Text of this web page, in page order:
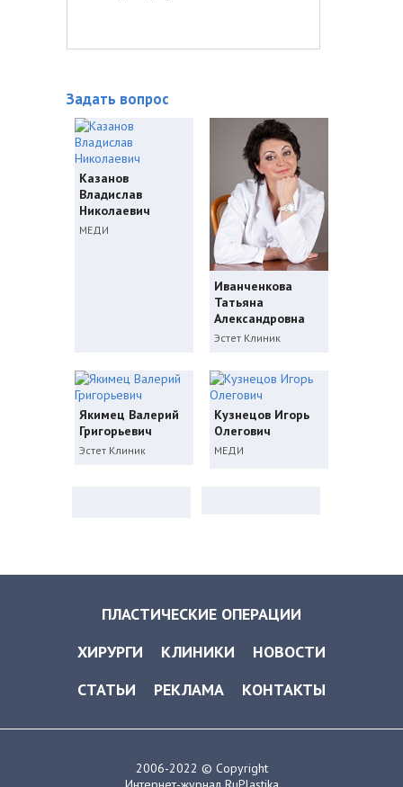
Задать вопрос
Казанов
Владислав
Николаевич
МЕДИ
Иванченкова
Татьяна
Александровна
Эстет Клиник
Якимец Валерий
Григорьевич
Эстет Клиник
Кузнецов Игорь
Олегович
МЕДИ
ПЛАСТИЧЕСКИЕ ОПЕРАЦИИ
ХИРУРГИ
КЛИНИКИ
НОВОСТИ
СТАТЬИ
РЕКЛАМА КОНТАКТЫ
2006-2022 © Copyright